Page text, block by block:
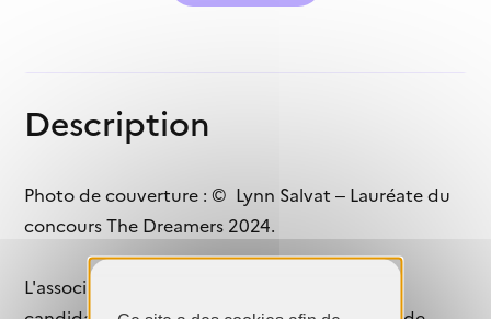
Description
Photo de couverture : © Lynn Salvat – Lauréate du
concours The Dreamers 2024.
L'association RÊVE annonce l'ouverture des